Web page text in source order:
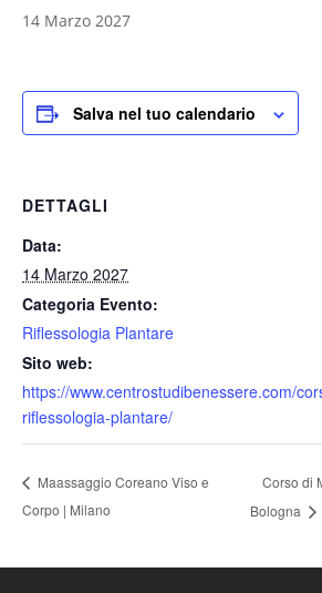
14 Marzo 2027
Salva nel tuo calendario
DETTAGLI
Data:
14 Marzo 2027
Categoria Evento:
Riflessologia Plantare
Sito web:
https://www.centrostudibenessere.com/
riflessologia-plantare/
Maassaggio Coreano Viso e
Corpo | Milano
Corso di
Bologna